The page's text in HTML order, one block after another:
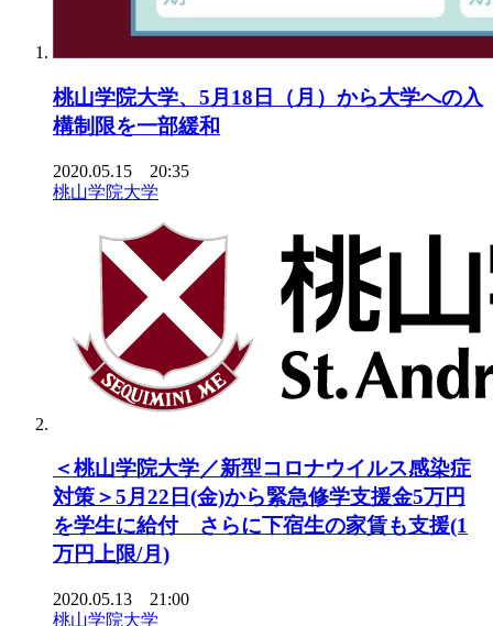
桃山学院大学、5月18日（月）から大学への入
構制限を一部緩和
2020.05.15 20:35
桃山学院大学
＜桃山学院大学／新型コロナウイルス感染症
対策＞5月22日(金)から緊急修学支援金5万円
を学生に給付 さらに下宿生の家賃も支援(1
万円上限/月)
2020.05.13 21:00
桃山学院大学